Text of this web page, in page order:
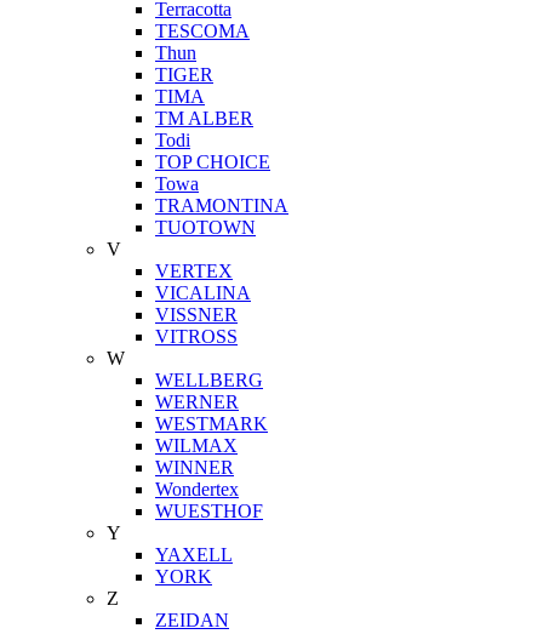
Terracotta
TESCOMA
Thun
TIGER
TIMA
TM ALBER
Todi
TOP CHOICE
Towa
TRAMONTINA
TUOTOWN
V
VERTEX
VICALINA
VISSNER
VITROSS
W
WELLBERG
WERNER
WESTMARK
WILMAX
WINNER
Wondertex
WUESTHOF
Y
YAXELL
YORK
Z
ZEIDAN